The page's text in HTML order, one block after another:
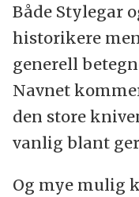
Både Stylegar
historikere
generell
Navnet
den store
vanlig blant
Og mye mulig